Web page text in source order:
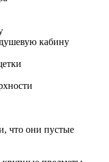
кабину
что они пустые